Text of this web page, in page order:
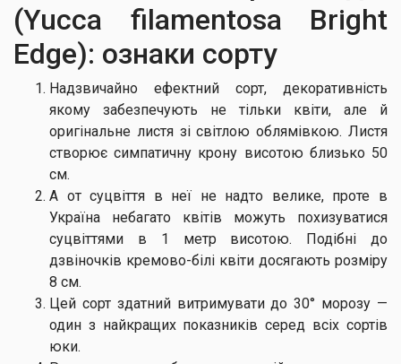
(Yucca filamentosa Bright
Edge): ознаки сорту
Надзвичайно ефектний сорт, декоративність
якому забезпечують не тільки квіти, але й
оригінальне листя зі світлою облямівкою. Листя
створює симпатичну крону висотою близько 50
см.
А от суцвіття в неї не надто велике, проте в
Україна небагато квітів можуть похизуватися
суцвіттями в 1 метр висотою. Подібні до
дзвіночків кремово-білі квіти досягають розміру
8 см.
Цей сорт здатний витримувати до 30° морозу —
один з найкращих показників серед всіх сортів
юки.